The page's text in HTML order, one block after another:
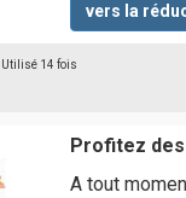
vers la
| Utilisé 14 fois
Profitez
A tout